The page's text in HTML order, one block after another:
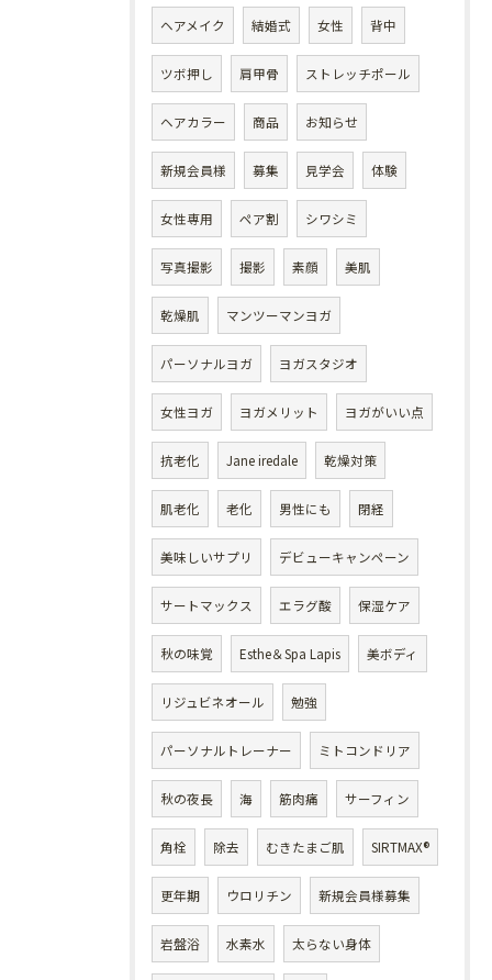
ヘアメイク 結婚式 女性 背中
ツボ押し 肩甲骨 ストレッチポール
ヘアカラー 商品 お知らせ
新規会員様 募集 見学会 体験
女性専用 ペア割 シワシミ
写真撮影 撮影 素顔 美肌
乾燥肌 マンツーマンヨガ
パーソナルヨガ ヨガスタジオ
女性ヨガ ヨガメリット ヨガがいい点
抗老化 Jane iredale 乾燥対策
肌老化 老化 男性にも 閉経
美味しいサプリ デビューキャンペーン
サートマックス エラグ酸 保湿ケア
秋の味覚 Esthe＆Spa Lapis 美ボディ
リジュビネオール 勉強
パーソナルトレーナー ミトコンドリア
秋の夜長 海 筋肉痛 サーフィン
角栓 除去 むきたまご肌 SIRTMAX®
更年期 ウロリチン 新規会員様募集
岩盤浴 水素水 太らない身体